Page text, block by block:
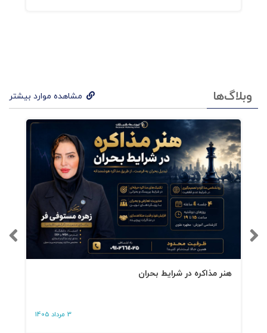
مشکلاتی که در مسیر دستیابی به راه حل باید بر
آن‌ها فائق آمد؛
فعالیت‌های متعادل برای کمک به کاهش تنش‌ها و
چالش‌ها؛
کلام آخر
وبلاگ‌ها مشاهده موارد بیشتر
هنر مذاکره در شرایط بحران
3 مرداد 1405